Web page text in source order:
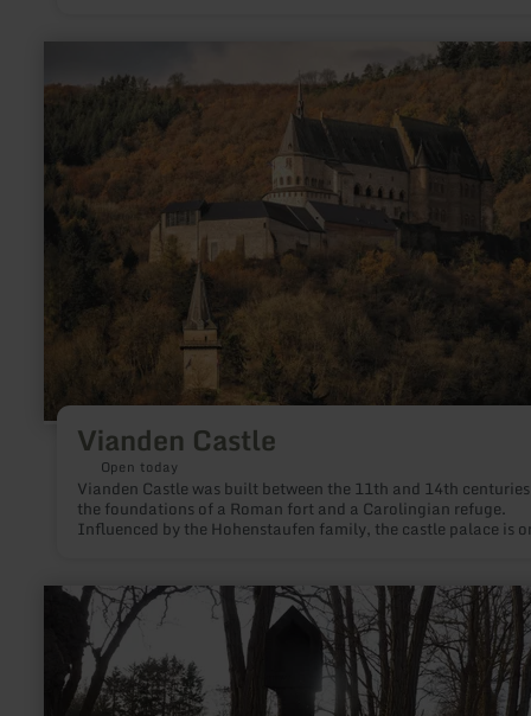
Vianden Castle
Open today
Vianden Castle was built between the 11th and 14th
the foundations of a Roman fort and a Carolingian refuge.
Influenced by the Hohenstaufen family, the castle palace is
about:
learn
about:
Golokreuz